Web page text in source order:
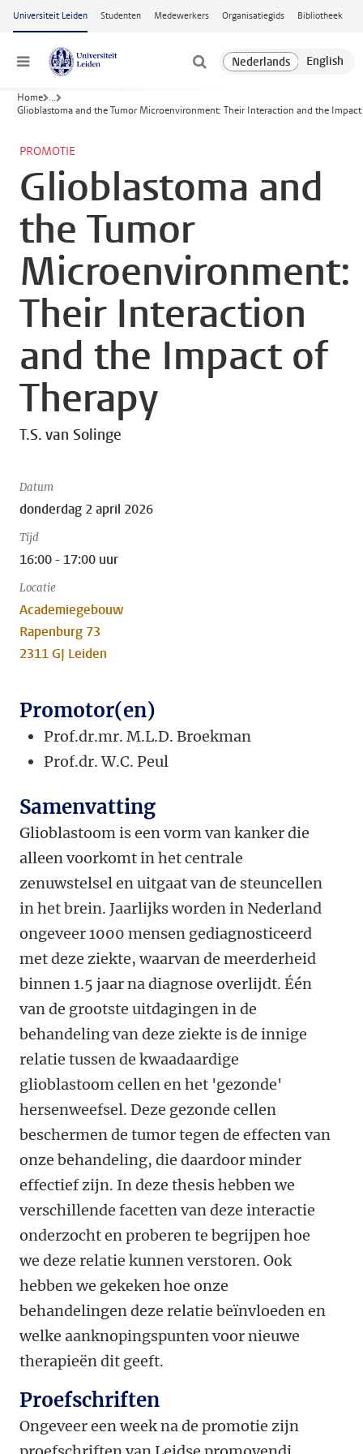
Ga naar hoofdinhoud
Universiteit Leiden Studenten Medewerkers Organisatiegids Bibliotheek
Menu
Home ...
Glioblastoma and the Tumor Microenvironment: Their Interaction and the
PROMOTIE
Glioblastoma and
the Tumor
Microenvironment:
Their Interaction
and the Impact of
Therapy
T.S. van Solinge
Datum
donderdag 2 april 2026
Tijd
16:00 - 17:00 uur
Locatie
Academiegebouw
Rapenburg 73
2311 GJ Leiden
Promotor(en)
Prof.dr.mr. M.L.D. Broekman
Prof.dr. W.C. Peul
Samenvatting
Glioblastoom is een vorm van kanker die
alleen voorkomt in het centrale
zenuwstelsel en uitgaat van de steuncellen
in het brein. Jaarlijks worden in Nederland
ongeveer 1000 mensen gediagnosticeerd
met deze ziekte, waarvan de meerderheid
binnen 1.5 jaar na diagnose overlijdt. Één
van de grootste uitdagingen in de
behandeling van deze ziekte is de innige
relatie tussen de kwaadaardige
glioblastoom cellen en het 'gezonde'
hersenweefsel. Deze gezonde cellen
beschermen de tumor tegen de effecten van
onze behandeling, die daardoor minder
effectief zijn. In deze thesis hebben we
verschillende facetten van deze interactie
onderzocht en proberen te begrijpen hoe
we deze relatie kunnen verstoren. Ook
hebben we gekeken hoe onze
behandelingen deze relatie beïnvloeden en
welke aanknopingspunten voor nieuwe
therapieën dit geeft.
Proefschriften
Ongeveer een week na de promotie zijn